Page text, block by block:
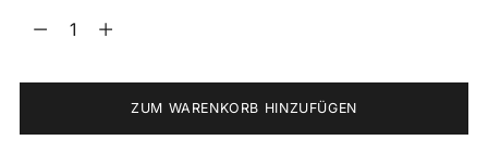
Menge
ZUM WARENKORB HINZUFÜGEN